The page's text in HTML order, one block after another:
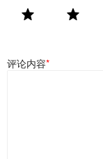
评论内容*